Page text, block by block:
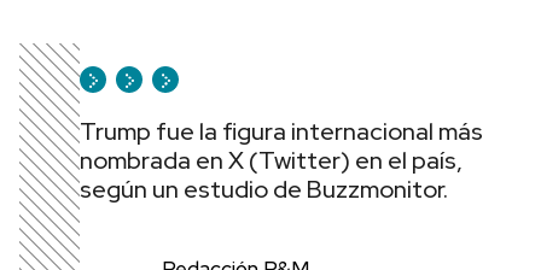
Trump fue la figura internacional más
nombrada en X (Twitter) en el país,
según un estudio de Buzzmonitor.